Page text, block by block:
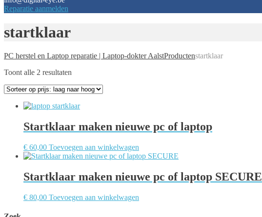
Reparatie aanmelden
startklaar
PC herstel en Laptop reparatie | Laptop-dokter AalstProductenstartklaar
Toont alle 2 resultaten
prijs:
naar
Startklaar maken nieuwe pc of laptop
€ 60,00 Toevoegen aan winkelwagen
Startklaar maken nieuwe pc of laptop SECURE
€ 80,00 Toevoegen aan winkelwagen